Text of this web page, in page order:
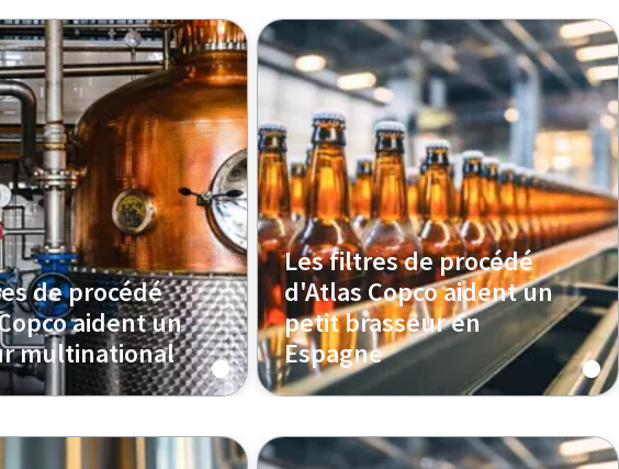
de procédé
aident un
multinational
Les filtres de procédé
d'Atlas Copco aident un
petit brasseur en
Espagne